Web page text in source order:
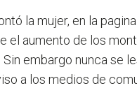
la mujer, en la
el aumento de los
Sin embargo nunca se
a los medios de